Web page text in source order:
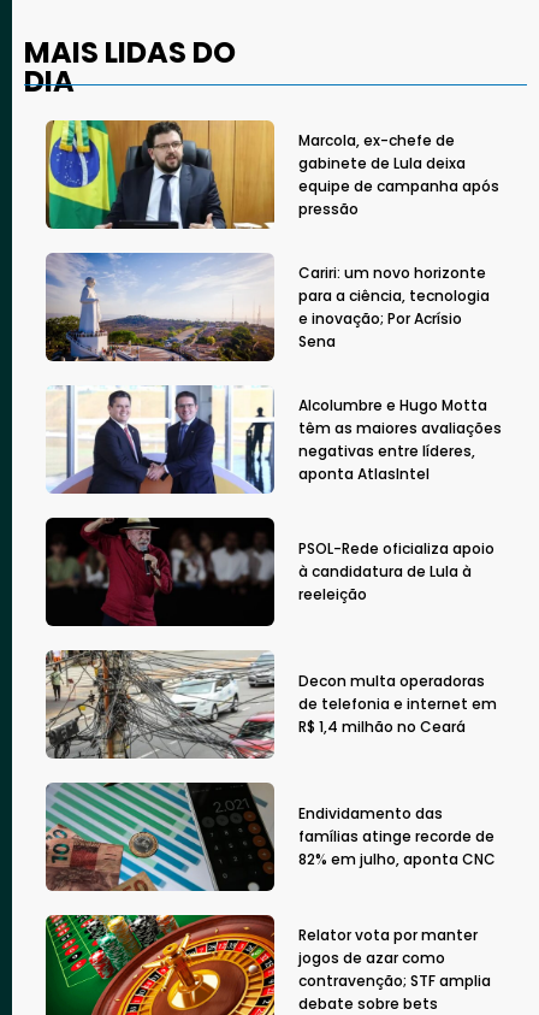
MAIS LIDAS DO
DIA
Marcola, ex-chefe de
gabinete de Lula deixa
equipe de campanha após
pressão
Cariri: um novo horizonte
para a ciência, tecnologia
e inovação; Por Acrísio
Sena
Alcolumbre e Hugo Motta
têm as maiores avaliações
negativas entre líderes,
aponta AtlasIntel
PSOL-Rede oficializa apoio
à candidatura de Lula à
reeleição
Decon multa operadoras
de telefonia e internet em
R$ 1,4 milhão no Ceará
Endividamento das
famílias atinge recorde de
82% em julho, aponta CNC
Relator vota por manter
jogos de azar como
contravenção; STF amplia
debate sobre bets